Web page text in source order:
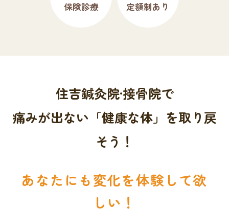
保険診療 定額制あり
住吉鍼灸院·接骨院で
痛みが出ない「健康な体」を取り戻
そう！
あなたにも変化を体験して欲
しい！